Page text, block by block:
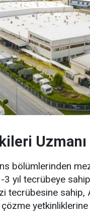
Uzmanı
bölümlerinden
yıl tecrübeye
tecrübesine